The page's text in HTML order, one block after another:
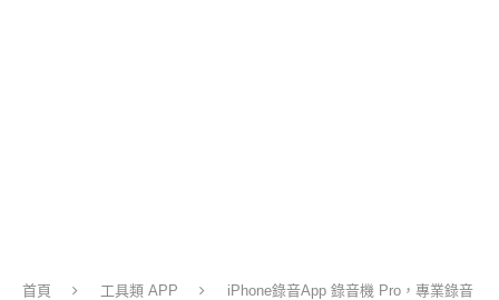
首頁 工具類 APP
iPhone錄音App 錄音機 Pro，專業錄音